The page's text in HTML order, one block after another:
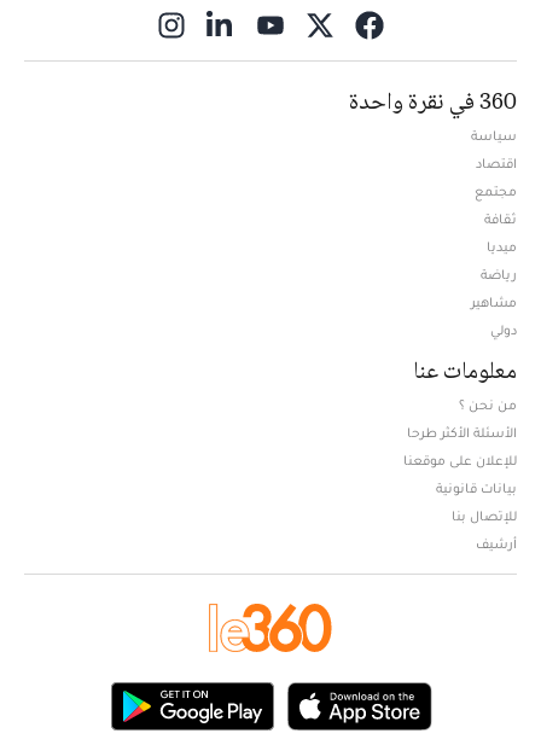
360 في نقرة واحدة
سياسة
اقتصاد
مجتمع
ثقافة
ميديا
رياضة
مشاهير
دولي
معلومات عنا
من نحن ؟
الأسئلة الأكثر طرحا
للإعلان على موقعنا
بيانات قانونية
للإتصال بنا
أرشيف